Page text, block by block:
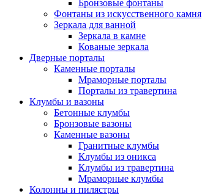
Бронзовые фонтаны
Фонтаны из искусственного камня
Зеркала для ванной
Зеркала в камне
Кованые зеркала
Дверные порталы
Каменные порталы
Мраморные порталы
Порталы из травертина
Клумбы и вазоны
Бетонные клумбы
Бронзовые вазоны
Каменные вазоны
Гранитные клумбы
Клумбы из оникса
Клумбы из травертина
Мраморные клумбы
Колонны и пилястры